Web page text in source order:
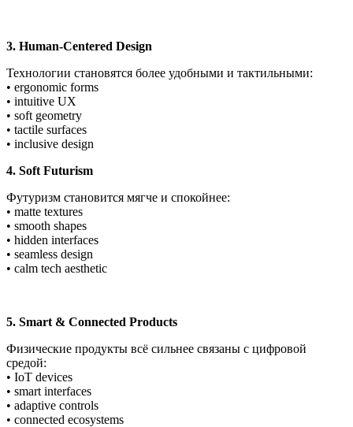
3. Human-Centered Design
Технологии становятся более удобными и тактильными:
• ergonomic forms
• intuitive UX
• soft geometry
• tactile surfaces
• inclusive design
4. Soft Futurism
Футуризм становится мягче и спокойнее:
• matte textures
• smooth shapes
• hidden interfaces
• seamless design
• calm tech aesthetic
5. Smart & Connected Products
Физические продукты всё сильнее связаны с цифровой
средой:
• IoT devices
• smart interfaces
• adaptive controls
• connected ecosystems